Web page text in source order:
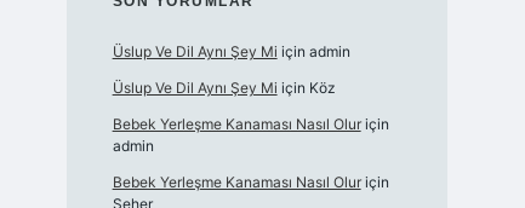
Üslup Ve Dil Aynı Şey Mi için admin
Üslup Ve Dil Aynı Şey Mi için Köz
Bebek Yerleşme Kanaması Nasıl Oluriçin
admin
Bebek Yerleşme Kanaması Nasıl Oluriçin
Seher